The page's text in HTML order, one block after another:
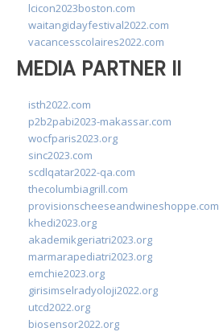
lcicon2023boston.com
waitangidayfestival2022.com
vacancesscolaires2022.com
MEDIA PARTNER II
isth2022.com
p2b2pabi2023-makassar.com
wocfparis2023.org
sinc2023.com
scdlqatar2022-qa.com
thecolumbiagrill.com
provisionscheeseandwineshoppe.com
khedi2023.org
akademikgeriatri2023.org
marmarapediatri2023.org
emchie2023.org
girisimselradyoloji2022.org
utcd2022.org
biosensor2022.org